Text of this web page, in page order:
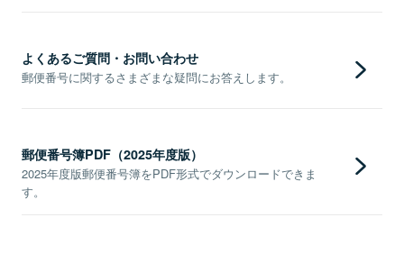
よくあるご質問・お問い合わせ
郵便番号に関するさまざまな疑問にお答えします。
郵便番号簿PDF（2025年度版）
2025年度版郵便番号簿をPDF形式でダウンロードできま
す。